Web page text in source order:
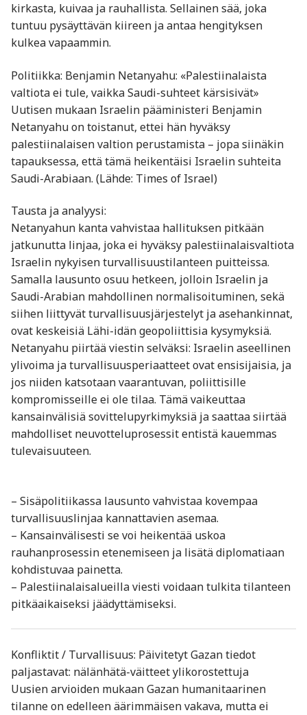
kirkasta, kuivaa ja rauhallista. Sellainen sää, joka
tuntuu pysäyttävän kiireen ja antaa hengityksen
kulkea vapaammin.
Politiikka: Benjamin Netanyahu: «Palestiinalaista
valtiota ei tule, vaikka Saudi-suhteet kärsisivät»
Uutisen mukaan Israelin pääministeri Benjamin
Netanyahu on toistanut, ettei hän hyväksy
palestiinalaisen valtion perustamista – jopa siinäkin
tapauksessa, että tämä heikentäisi Israelin suhteita
Saudi-Arabiaan. (Lähde: Times of Israel)
Tausta ja analyysi:
Netanyahun kanta vahvistaa hallituksen pitkään
jatkunutta linjaa, joka ei hyväksy palestiinalaisvaltiota
Israelin nykyisen turvallisuustilanteen puitteissa.
Samalla lausunto osuu hetkeen, jolloin Israelin ja
Saudi-Arabian mahdollinen normalisoituminen, sekä
siihen liittyvät turvallisuusjärjestelyt ja asehankinnat,
ovat keskeisiä Lähi-idän geopoliittisia kysymyksiä.
Netanyahu piirtää viestin selväksi: Israelin aseellinen
ylivoima ja turvallisuusperiaatteet ovat ensisijaisia, ja
jos niiden katsotaan vaarantuvan, poliittisille
kompromisseille ei ole tilaa. Tämä vaikeuttaa
kansainvälisiä sovittelupyrkimyksiä ja saattaa siirtää
mahdolliset neuvotteluprosessit entistä kauemmas
tulevaisuuteen.
– Sisäpolitiikassa lausunto vahvistaa kovempaa
turvallisuuslinjaa kannattavien asemaa.
– Kansainvälisesti se voi heikentää uskoa
rauhanprosessin etenemiseen ja lisätä diplomatiaan
kohdistuvaa painetta.
– Palestiinalaisalueilla viesti voidaan tulkita tilanteen
pitkäaikaiseksi jäädyttämiseksi.
Konfliktit / Turvallisuus: Päivitetyt Gazan tiedot
paljastavat: nälänhätä-väitteet ylikorostettuja
Uusien arvioiden mukaan Gazan humanitaarinen
tilanne on edelleen äärimmäisen vakava, mutta ei